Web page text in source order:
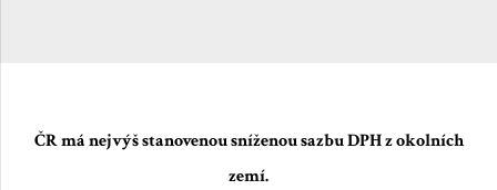
ČR má nejvýš stanovenou sníženou sazbu DPH z okolních
zemí.